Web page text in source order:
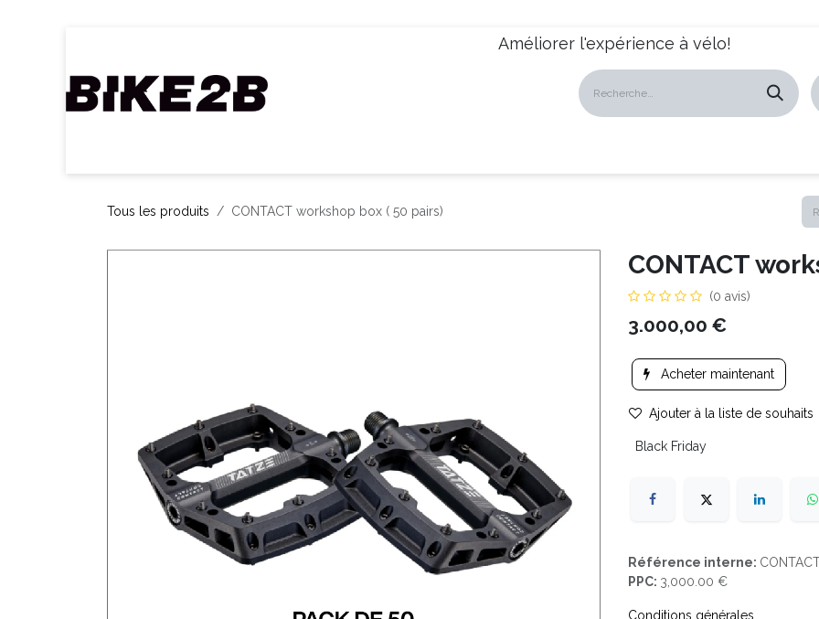
Améliorer l'expérience à vélo!
Tous les produits CONTACT workshop box ( 50 pairs)
CONTACT
(0 avis)
3.000,00 €
Acheter maintenant
Ajouter à la liste de souhaits
Black Friday
Référence interne:
PPC: 3,000.00 €
Conditions générales